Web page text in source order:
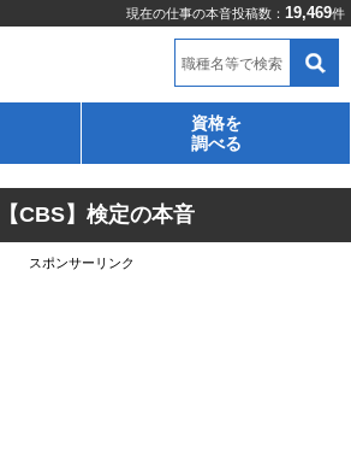
現在の仕事の本音投稿数： 19,469件
職種名等で検索
資格を
調べる
CBS】検定の本音
スポンサーリンク